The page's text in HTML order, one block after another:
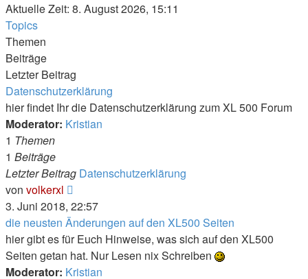
Aktuelle Zeit: 8. August 2026, 15:11
Topics
Themen
Beiträge
Letzter Beitrag
Datenschutzerklärung
hier findet Ihr die Datenschutzerklärung zum XL 500 Forum
Moderator: Kristian
1 Themen
1 Beiträge
Letzter Beitrag Datenschutzerklärung
von volkerxl
Beitrag
3. Juni 2018, 22:57
die neusten Änderungen auf den XL500 Seiten
hier gibt es für Euch Hinweise, was sich auf den XL500
Seiten getan hat. Nur Lesen nix Schreiben
Moderator: Kristian